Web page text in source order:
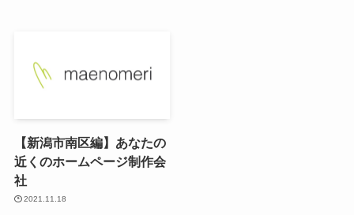
【新潟市南区編】あなたの
近くのホームページ制作会
社
2021.11.18